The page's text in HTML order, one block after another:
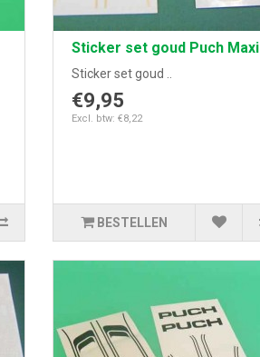
Sticker set goud Puch Maxi
Sticker set goud ..
€9,95
Excl. btw: €8,22
BESTELLEN